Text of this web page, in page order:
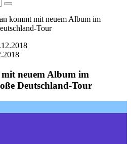
kommt mit neuem Album im
Tour
neuem Album im
Deutschland-Tour